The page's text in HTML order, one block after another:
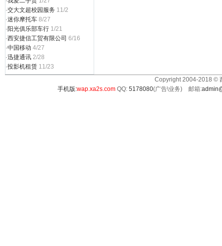
·交大文超校园服务 11/2
·迷你摩托车 8/27
·阳光俱乐部车行 1/21
·西安捷信工贸有限公司 6/16
·中国移动 4/27
·迅捷通讯 2/28
·投影机租赁 11/23
Copyright 2004-2018 ©
手机版:wap.xa2s.comQQ:5178080(广告\业务) 邮箱: